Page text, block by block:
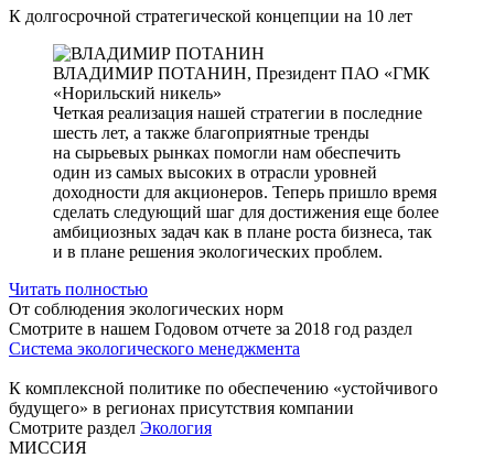
К долгосрочной стратегической концепции на 10 лет
ВЛАДИМИР ПОТАНИН, Президент ПАО «ГМК
«Норильский никель»
Четкая реализация нашей стратегии в последние
шесть лет, а также благоприятные тренды
на сырьевых рынках помогли нам обеспечить
один из самых высоких в отрасли уровней
доходности для акционеров. Теперь пришло время
сделать следующий шаг для достижения еще более
амбициозных задач как в плане роста бизнеса, так
и в плане решения экологических проблем.
Читать полностью
От соблюдения экологических норм
Смотрите в нашем Годовом отчете за 2018 год раздел
Система экологического менеджмента
К комплексной политике по обеспечению «устойчивого
будущего» в регионах присутствия компании
Смотрите раздел Экология
МИССИЯ